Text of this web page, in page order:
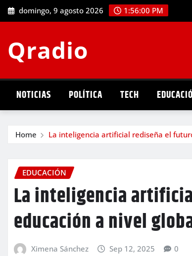
Skip
to
domingo, 9 agosto 2026 1:56:01 PM
Qradio
NOTICIAS POLÍTICA TECH
Home La inteligencia artificial rediseña el
EDUCACIÓN
La inteligencia
educación a nivel
Ximena Sánchez Sep 12, 2025 0